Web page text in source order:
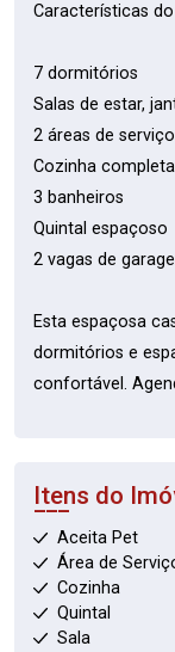
Características
7 dormitórios
Salas de estar,
2 áreas de serviço
Cozinha completa
3 banheiros
Quintal espaçoso
2 vagas de
Esta espaçosa
dormitórios e
confortável.
Itens do
Aceita Pet
Área de
Cozinha
Quintal
Sala